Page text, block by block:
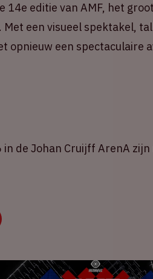
editie van AMF, het
een visueel spektakel,
opnieuw een spectaculaire
in de Johan Cruijff ArenA